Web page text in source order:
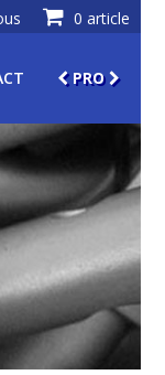
0 article
PRO